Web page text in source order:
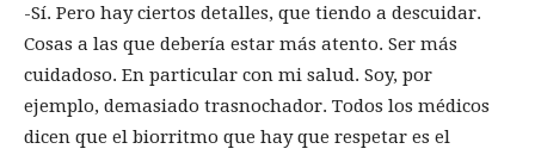
-Sí. Pero hay ciertos detalles, que tiendo a descuidar.
Cosas a las que debería estar más atento. Ser más
cuidadoso. En particular con mi salud. Soy, por
ejemplo, demasiado trasnochador. Todos los médicos
dicen que el biorritmo que hay que respetar es el